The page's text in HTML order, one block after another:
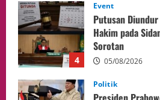
5
Politik
Presiden
Sepakat
ASEAN Melalui
Kedua Negara.
Culture